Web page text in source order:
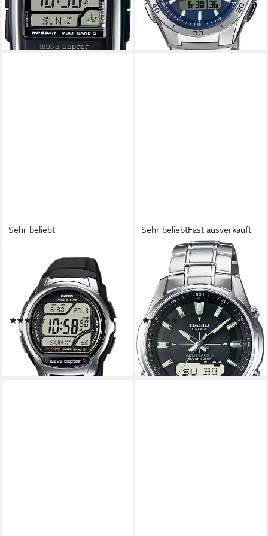
-11%
lieferbar - in 1-2 Werktagen bei dir
-11%
lieferbar - in 1-2 Werktagen bei dir
Sehr beliebt
Funkchronograph WV-58R-
1AEF, Quarzuhr, Armbanduhr,
Herrenuhr, Funkuhr,
Digitaluhr, Resinarmband
(270)
64,90 €
lieferbar - in 1-2 Werktagen bei dir
Sehr beliebtFast ausverkauft
CASIO FUNK
Funkchronograph LCW-
M100DSE-1AER, Solaruhr,
Armbanduhr, Herrenuhr,
Funkuhr, Edelstahlarmband,
Weltzeit
(44)
199,00 €
lieferbar - in 1-2 Werktagen bei dir